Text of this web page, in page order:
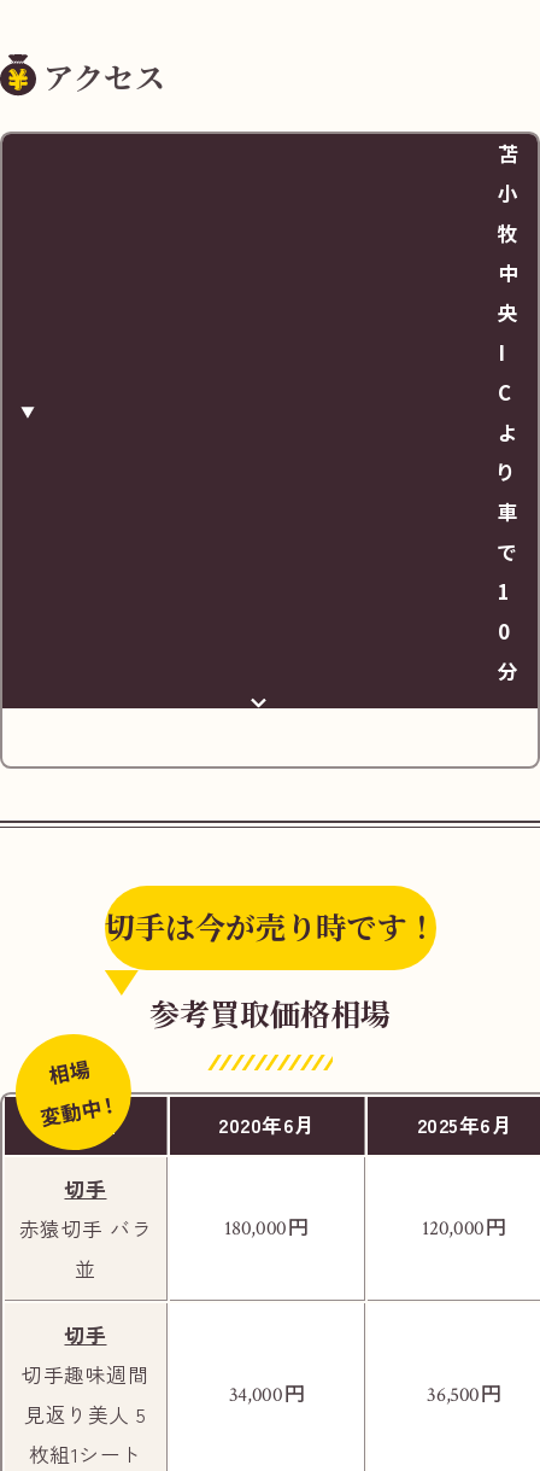
北海道苫小牧市明野新町5-17-19
アクセス
苫
小
牧
中
央
I
C
よ
り
車
で
1
0
分
苫小牧中央ICより国道276号線を苫小牧方面
へお進みください
苫小牧信用金庫 明野支店様のある信号を直
切手は今が売り時です！
参考買取価格相場
相場
変動中！
商品名 2020年6月 2025年6月
切手
赤猿切手 バラ
並
180,000円 120,000円
切手
切手趣味週間
見返り美人 5
枚組1シート
34,000円 36,500円